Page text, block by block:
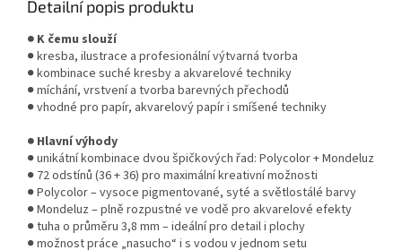
Detailní popis produktu
● K čemu slouží
● kresba, ilustrace a profesionální výtvarná tvorba
● kombinace suché kresby a akvarelové techniky
● míchání, vrstvení a tvorba barevných přechodů
● vhodné pro papír, akvarelový papír i smíšené techniky
● Hlavní výhody
● unikátní kombinace dvou špičkových řad: Polycolor + Mondeluz
● 72 odstínů (36 + 36) pro maximální kreativní možnosti
● Polycolor – vysoce pigmentované, syté a světlostálé barvy
● Mondeluz – plně rozpustné ve vodě pro akvarelové efekty
● tuha o průměru 3,8 mm – ideální pro detail i plochy
● možnost práce „nasucho“ i s vodou v jednom setu